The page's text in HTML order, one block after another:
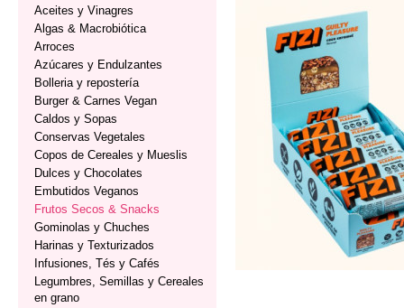
Aceites y Vinagres
Algas & Macrobiótica
Arroces
Azúcares y Endulzantes
Bolleria y repostería
Burger & Carnes Vegan
Caldos y Sopas
Conservas Vegetales
Copos de Cereales y Mueslis
Dulces y Chocolates
Embutidos Veganos
Frutos Secos & Snacks
Gominolas y Chuches
Harinas y Texturizados
Infusiones, Tés y Cafés
Legumbres, Semillas y Cereales
en grano